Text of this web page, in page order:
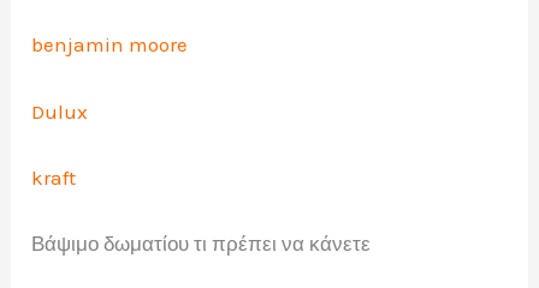
benjamin moore
Dulux
kraft
Βάψιμο δωματίου τι πρέπει να κάνετε